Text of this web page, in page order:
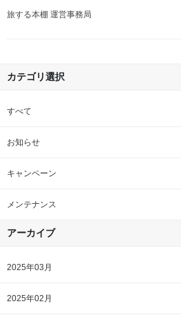
旅する本棚 運営事務局
カテゴリ選択
すべて
お知らせ
キャンペーン
メンテナンス
アーカイブ
2025年03月
2025年02月